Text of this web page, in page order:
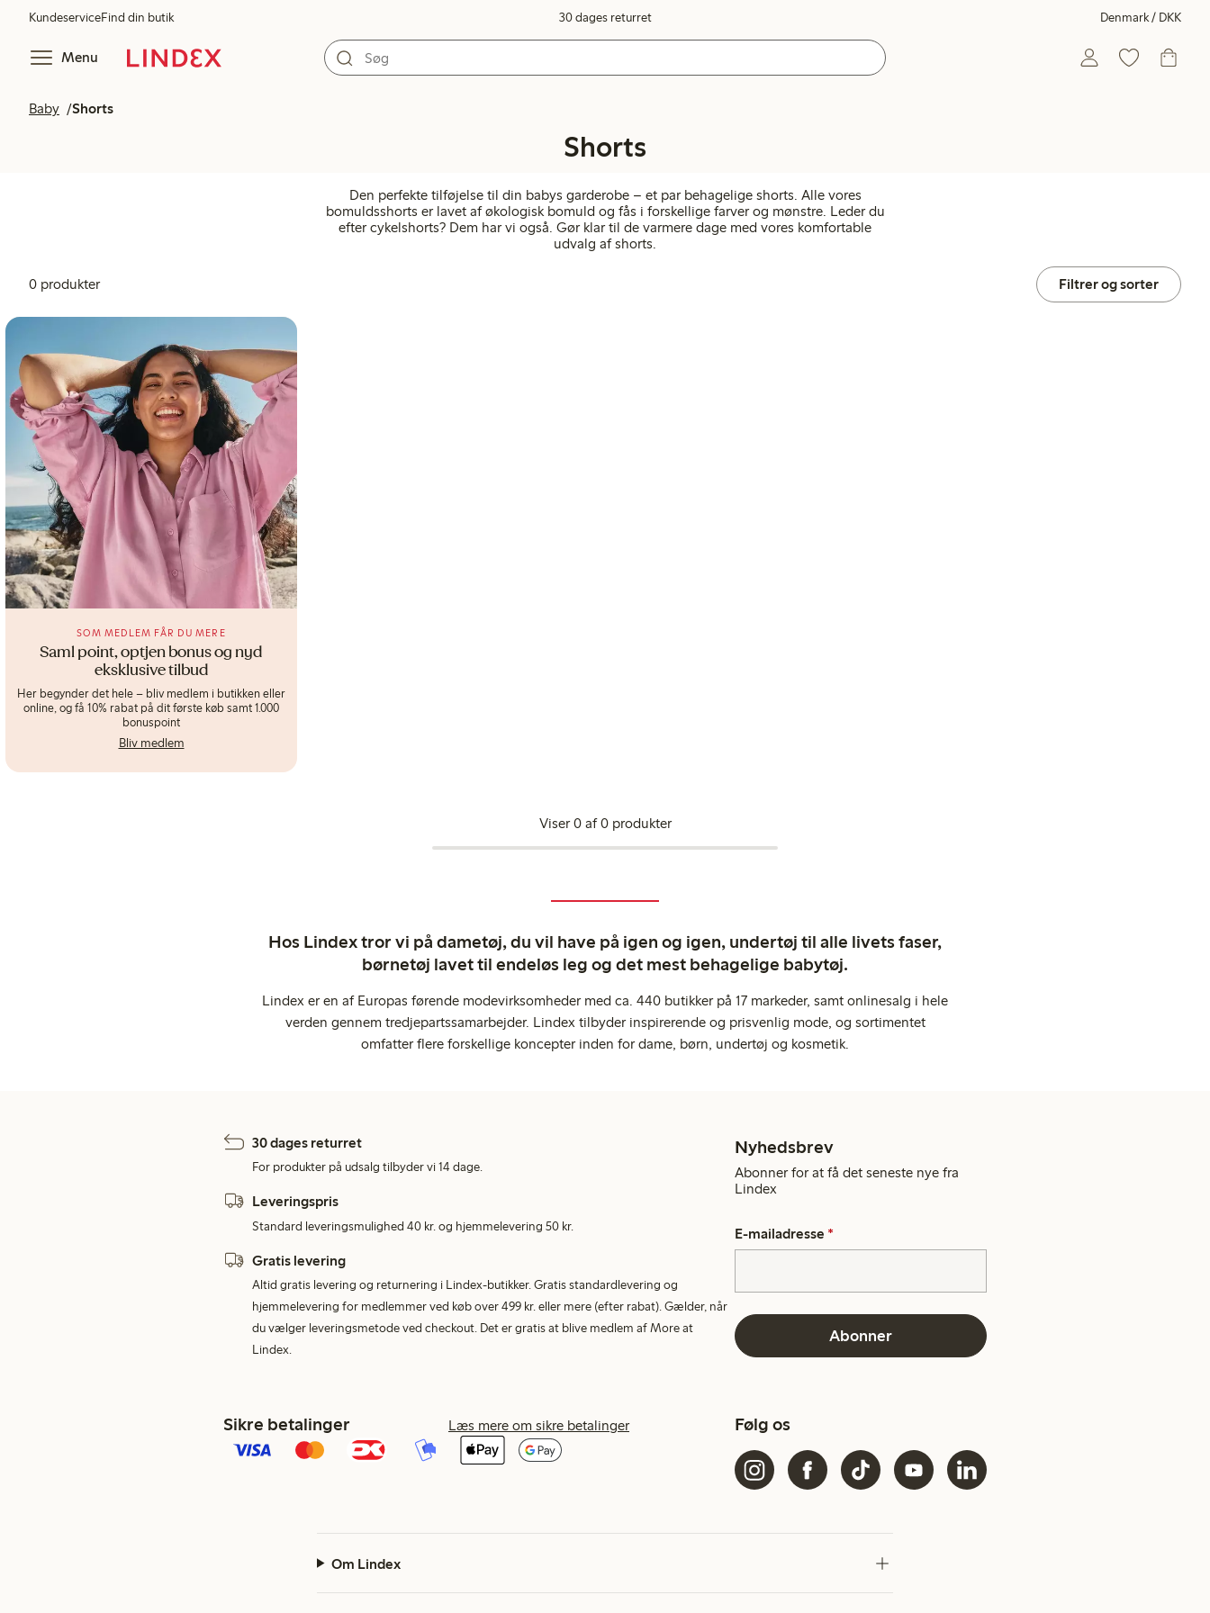
KundeserviceFind din butik 30 dages returret Denmark / DKK
Menu
Baby Shorts
Shorts
Den perfekte tilføjelse til din babys garderobe – et par behagelige shorts. Alle vores
bomuldsshorts er lavet af økologisk bomuld og fås i forskellige farver og mønstre. Leder du
efter cykelshorts? Dem har vi også. Gør klar til de varmere dage med vores komfortable
udvalg af shorts.
0 produkter Filtrer og sorter
Saml point, optjen bonus og nyd
eksklusive tilbud
SOM MEDLEM FÅR DU MERE
Her begynder det hele – bliv medlem i butikken eller
online, og få 10% rabat på dit første køb samt 1.000
bonuspoint
Bliv medlem
Viser 0 af 0 produkter
Hos Lindex tror vi på dametøj, du vil have på igen og igen, undertøj til alle livets faser,
børnetøj lavet til endeløs leg og det mest behagelige babytøj.
Lindex er en af Europas førende modevirksomheder med ca. 440 butikker på 17 markeder, samt onlinesalg i hele
verden gennem tredjepartssamarbejder. Lindex tilbyder inspirerende og prisvenlig mode, og sortimentet
omfatter flere forskellige koncepter inden for dame, børn, undertøj og kosmetik.
30 dages returret
For produkter på udsalg tilbyder vi 14 dage.
Leveringspris
Standard leveringsmulighed 40 kr. og hjemmelevering 50 kr.
Gratis levering
Altid gratis levering og returnering i Lindex-butikker. Gratis standardlevering og
hjemmelevering for medlemmer ved køb over 499 kr. eller mere (efter rabat). Gælder, når
du vælger leveringsmetode ved checkout. Det er gratis at blive medlem af More at
Lindex.
Nyhedsbrev
Abonner for at få det seneste nye fra
Lindex
E-mailadresse *
Abonner
Sikre betalinger Læs mere om sikre betalinger Følg os
Om Lindex